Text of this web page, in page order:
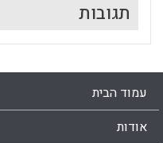
תגובות
עמוד הבית
אודות